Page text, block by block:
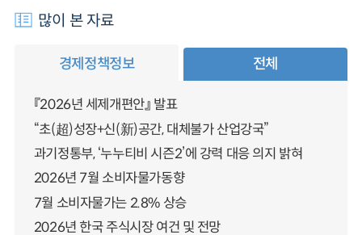
많이 본 자료
경제정책정보 전체
『2026년 세제개편안』 발표
“초(超)성장+신(新)공간, 대체불가 산업강국”
과기정통부, ‘누누티비 시즌2’에 강력 대응 의지 밝혀
2026년 7월 소비자물가동향
7월 소비자물가는 2.8% 상승
2026년 한국 주식시장 여건 및 전망